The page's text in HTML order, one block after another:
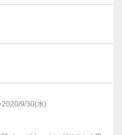
2020/9/30(水)